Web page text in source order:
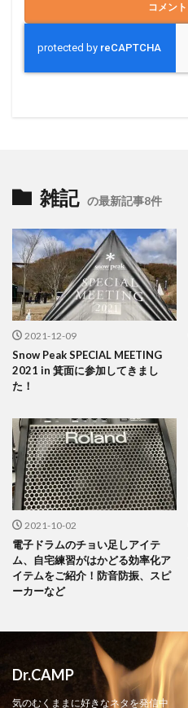
雑記 の最新記事8件
2021-12-09
Snow Peak SPECIAL MEETING
2021 in 箕面に参加してきまし
た！
2021-10-02
電子ドラムのチョい足しアイテ
ム、自宅練習がはかどる効率化ア
イテムをご紹介！防音防振、スピ
ーカーなど
Dr.CAMP
気のむくままに好きなネタを発信中